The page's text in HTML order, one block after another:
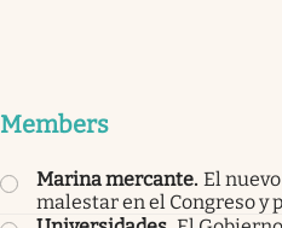
Members
Marina mercante. El
malestar en el Congreso y